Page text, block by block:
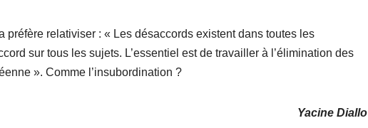
préfère relativiser : « Les désaccords existent dans toutes les
sur tous les sujets. L’essentiel est de travailler à l’élimination des
». Comme l’insubordination ?
Yacine Diallo